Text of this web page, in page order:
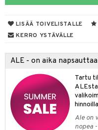
LISÄÄ TOIVELISTALLE
KERRO YSTÄVÄLLE
ALE - on aika
Tartu
Ale on
nopea
hoito
iho
iho
iho
hoito
tarvikkeet
/ Kajaali
&
Lapset
Set
tuotteet
tuotteet
shave balm
shave lotion